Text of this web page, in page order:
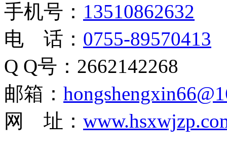
手机号： 13510862632
电 话： 0755-89570413
Q Q号：2662142268
邮箱：
网 址：